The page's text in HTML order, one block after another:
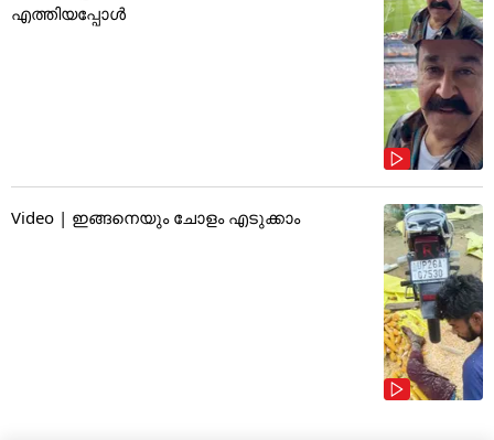
എത്തിയപ്പോൾ
Video | ഇങ്ങനെയും ചോളം എടുക്കാം